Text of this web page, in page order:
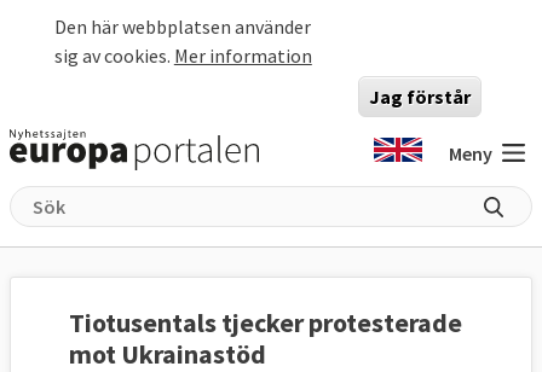
Den här webbplatsen använder
sig av cookies. Mer information
Jag förstår
Meny
Tiotusentals tjecker protesterade
mot Ukrainastöd